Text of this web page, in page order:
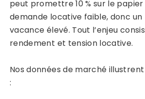
peut promettre 10 % sur le
demande locative faible, donc un
vacance élevé. Tout l’enjeu
rendement et tension locative.
Nos données de marché
: